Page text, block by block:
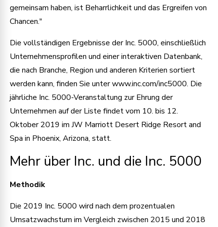
gemeinsam haben, ist Beharrlichkeit und das Ergreifen von
Chancen."
Die vollständigen Ergebnisse der Inc. 5000, einschließlich
Unternehmensprofilen und einer interaktiven Datenbank,
die nach Branche, Region und anderen Kriterien sortiert
werden kann, finden Sie unter www.inc.com/inc5000. Die
jährliche Inc. 5000-Veranstaltung zur Ehrung der
Unternehmen auf der Liste findet vom 10. bis 12.
Oktober 2019 im JW Marriott Desert Ridge Resort and
Spa in Phoenix, Arizona, statt.
Mehr über Inc. und die Inc. 5000
Methodik
Die 2019 Inc. 5000 wird nach dem prozentualen
Umsatzwachstum im Vergleich zwischen 2015 und 2018